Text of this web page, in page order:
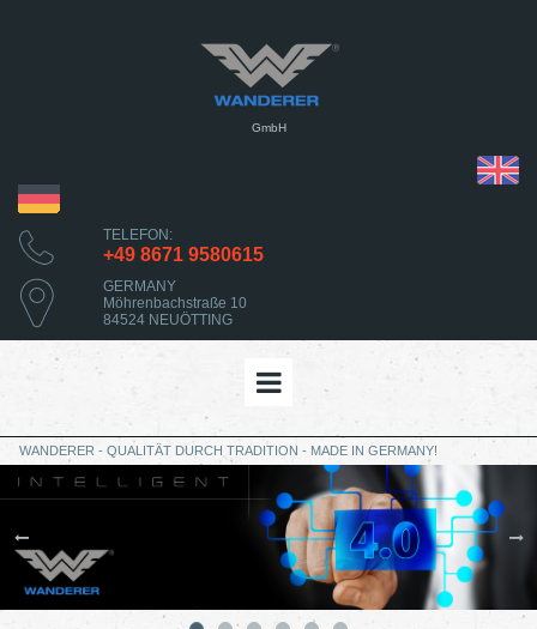
GmbH
TELEFON:
+49 8671 9580615
GERMANY
Möhrenbachstraße 10
84524 NEUÖTTING
WANDERER - QUALITÄT DURCH TRADITION - MADE IN GERMANY!